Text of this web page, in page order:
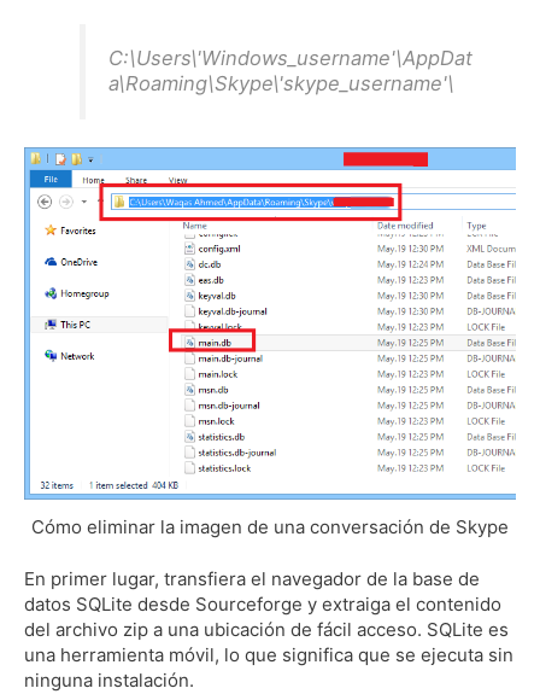
C:\Users\'Windows_username'\AppDat
a\Roaming\Skype\'skype_username'\
Cómo eliminar la imagen de una conversación de Skype
En primer lugar, transfiera el navegador de la base de
datos SQLite desde Sourceforge y extraiga el contenido
del archivo zip a una ubicación de fácil acceso. SQLite es
una herramienta móvil, lo que significa que se ejecuta sin
ninguna instalación.